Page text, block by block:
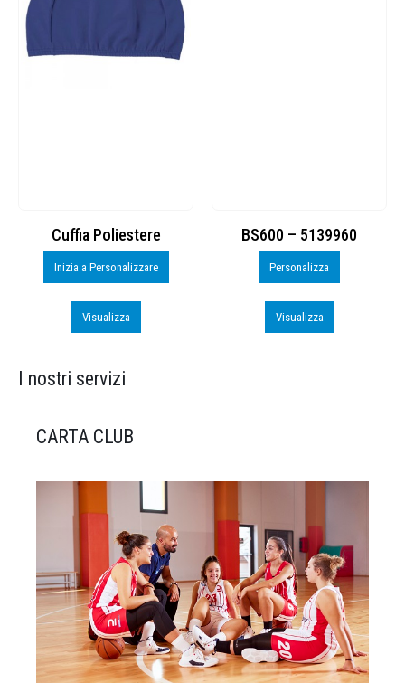
Cuffia Poliestere
Inizia a Personalizzare
Visualizza
BS600 – 5139960
Personalizza
Visualizza
I nostri servizi
CARTA CLUB